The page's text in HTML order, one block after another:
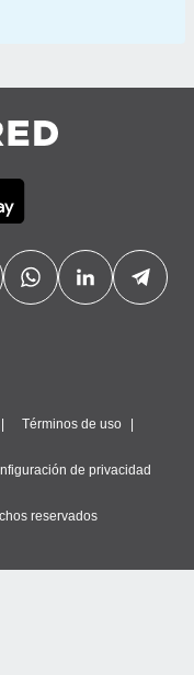
Términos de uso
de privacidad
reservados